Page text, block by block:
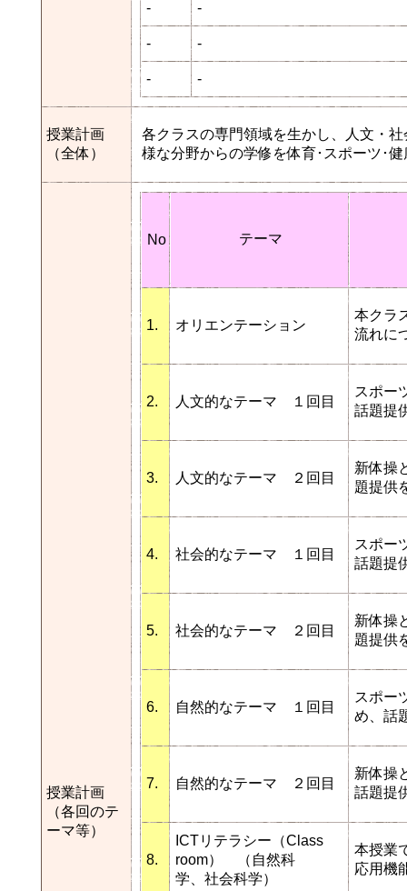
- -
- -
- -
授業計画
（全体）
各クラスの専門領域を生かし、人文・
様な分野からの学修を体育･スポーツ･
授業計画
（各回のテ
ーマ等）
No テーマ
1. オリエンテーション
本クラ
流れに
2. 人文的なテーマ １回目
スポー
話題提
3. 人文的なテーマ ２回目
新体操
題提供
4. 社会的なテーマ １回目
スポー
話題提
5. 社会的なテーマ ２回目
新体操
題提供
6. 自然的なテーマ １回目
スポー
め、話
7. 自然的なテーマ ２回目
新体操
話題提
8.
ICTリテラシー（Class
room） （自然科
学、社会科学）
本授業
応用機